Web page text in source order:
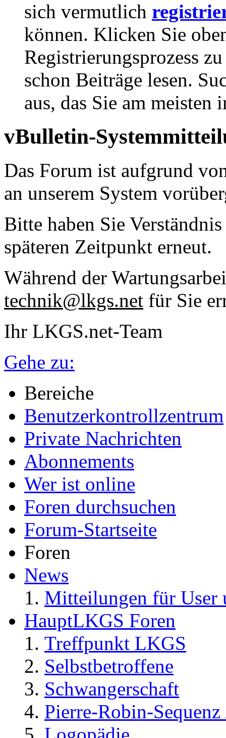
sich vermutlich
können. Klicken Sie
Registrierungsprozess
schon Beiträge lesen.
aus, das Sie am meisten
vBulletin-
Das Forum ist aufgrund
an unserem System
Bitte haben Sie
späteren Zeitpunkt erneut.
Während der
technik@lkgs.net für Sie
Ihr LKGS.net-Team
Gehe zu:
Bereiche
Benutzerkontrollzentrum
Private Nachrichten
Abonnements
Wer ist online
Foren durchsuchen
Forum-Startseite
Foren
News
Mitteilungen für User
HauptLKGS Foren
Treffpunkt LKGS
Selbstbetroffene
Schwangerschaft
Pierre-Robin-